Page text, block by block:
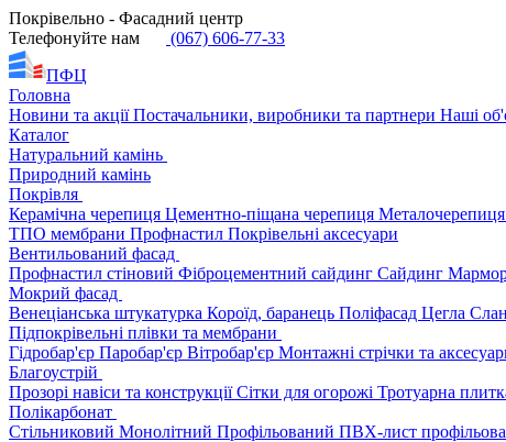
Покрівельно - Фасадний центр
Телефонуйте нам
(067) 606-77-33
ПФЦ
Головна
Новини та акціїПостачальники, виробники та партнери Наші
Каталог
Натуральний камінь
Природний камінь
Покрівля
Керамічна черепиця Цементно-піщана черепиця Металочерепиця
ТПО мембрани Профнастил Покрівельні аксесуари
Вентильований фасад
Профнастил стіновий Фіброцементний сайдинг Сайдинг
Мокрий фасад
Венеціанська штукатурка Короїд, баранець Поліфасад Цегла
Підпокрівельні плівки та мембрани
Гідробар'єр Паробар'єр Вітробар'єр Монтажні стрічки та
Благоустрій
Прозорі навіси та конструкціїСітки для огорожі Тротуарна
Полікарбонат
Стільниковий Монолітний Профільований ПВХ-лист